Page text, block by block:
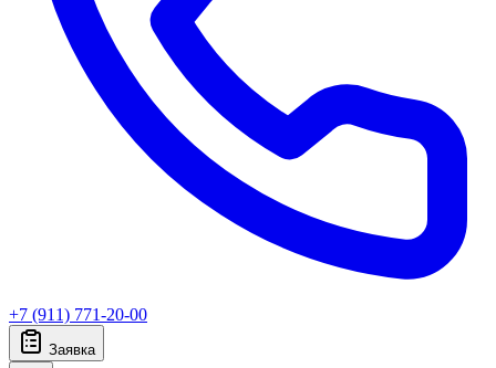
+7 (911) 771-20-00
Заявка